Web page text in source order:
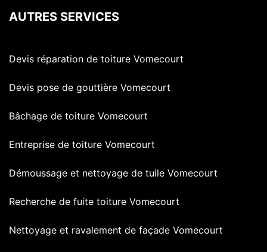
AUTRES SERVICES
Devis réparation de toiture Vomecourt
Devis pose de gouttière Vomecourt
Bâchage de toiture Vomecourt
Entreprise de toiture Vomecourt
Démoussage et nettoyage de tuile Vomecourt
Recherche de fuite toiture Vomecourt
Nettoyage et ravalement de façade Vomecourt